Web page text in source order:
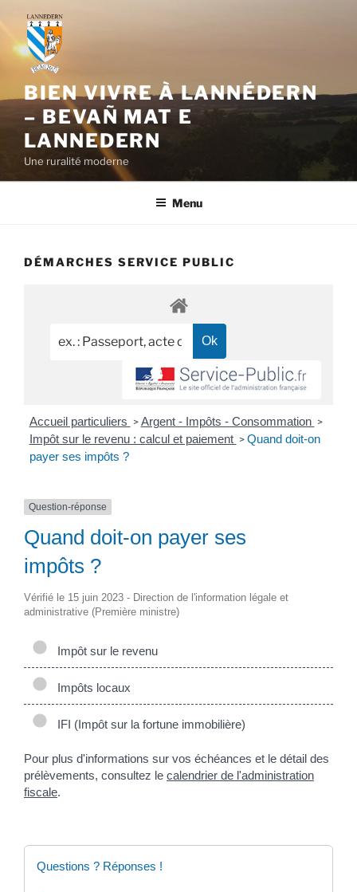
contenu
principal
BIEN VIVRE À LANNÉDERN
– BEVAÑ MAT E
LANNEDERN
Une ruralité moderne
Menu
DÉMARCHES SERVICE PUBLIC
Accueil particuliers > Argent - Impôts - Consommation >
Impôt sur le revenu : calcul et paiement > Quand doit-on
payer ses impôts ?
Question-réponse
Quand doit-on payer ses
impôts ?
Vérifié le 15 juin 2023 - Direction de l'information légale et
administrative (Première ministre)
Impôt sur le revenu
Impôts locaux
IFI (Impôt sur la fortune immobilière)
Pour plus d'informations sur vos échéances et le détail des
prélèvements, consultez le calendrier de l'administration
fiscale.
Questions ? Réponses !